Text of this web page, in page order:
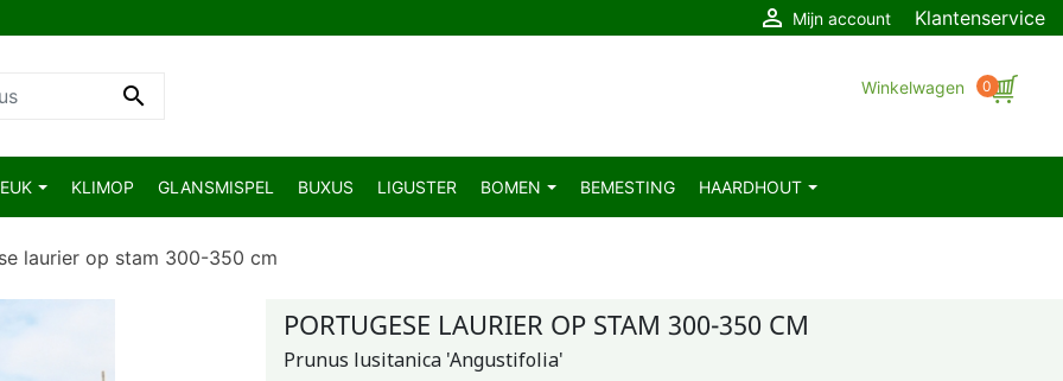
 Mijn account Klantenservice
 Winkelwagen 0
KLIMOP GLANSMISPEL BUXUS LIGUSTER BOMEN BEMESTING HAARDHOUT
laurier op stam 300-350 cm
PORTUGESE LAURIER OP STAM 300-350 CM
Prunus lusitanica 'Angustifolia'